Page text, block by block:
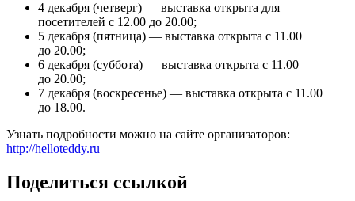
4 декабря (четверг) — выставка открыта для
посетителей с 12.00 до 20.00;
5 декабря (пятница) — выставка открыта с 11.00
до 20.00;
6 декабря (суббота) — выставка открыта с 11.00
до 20.00;
7 декабря (воскресенье) — выставка открыта с 11.00
до 18.00.
Узнать подробности можно на сайте организаторов:
http://helloteddy.ru
Поделиться ссылкой